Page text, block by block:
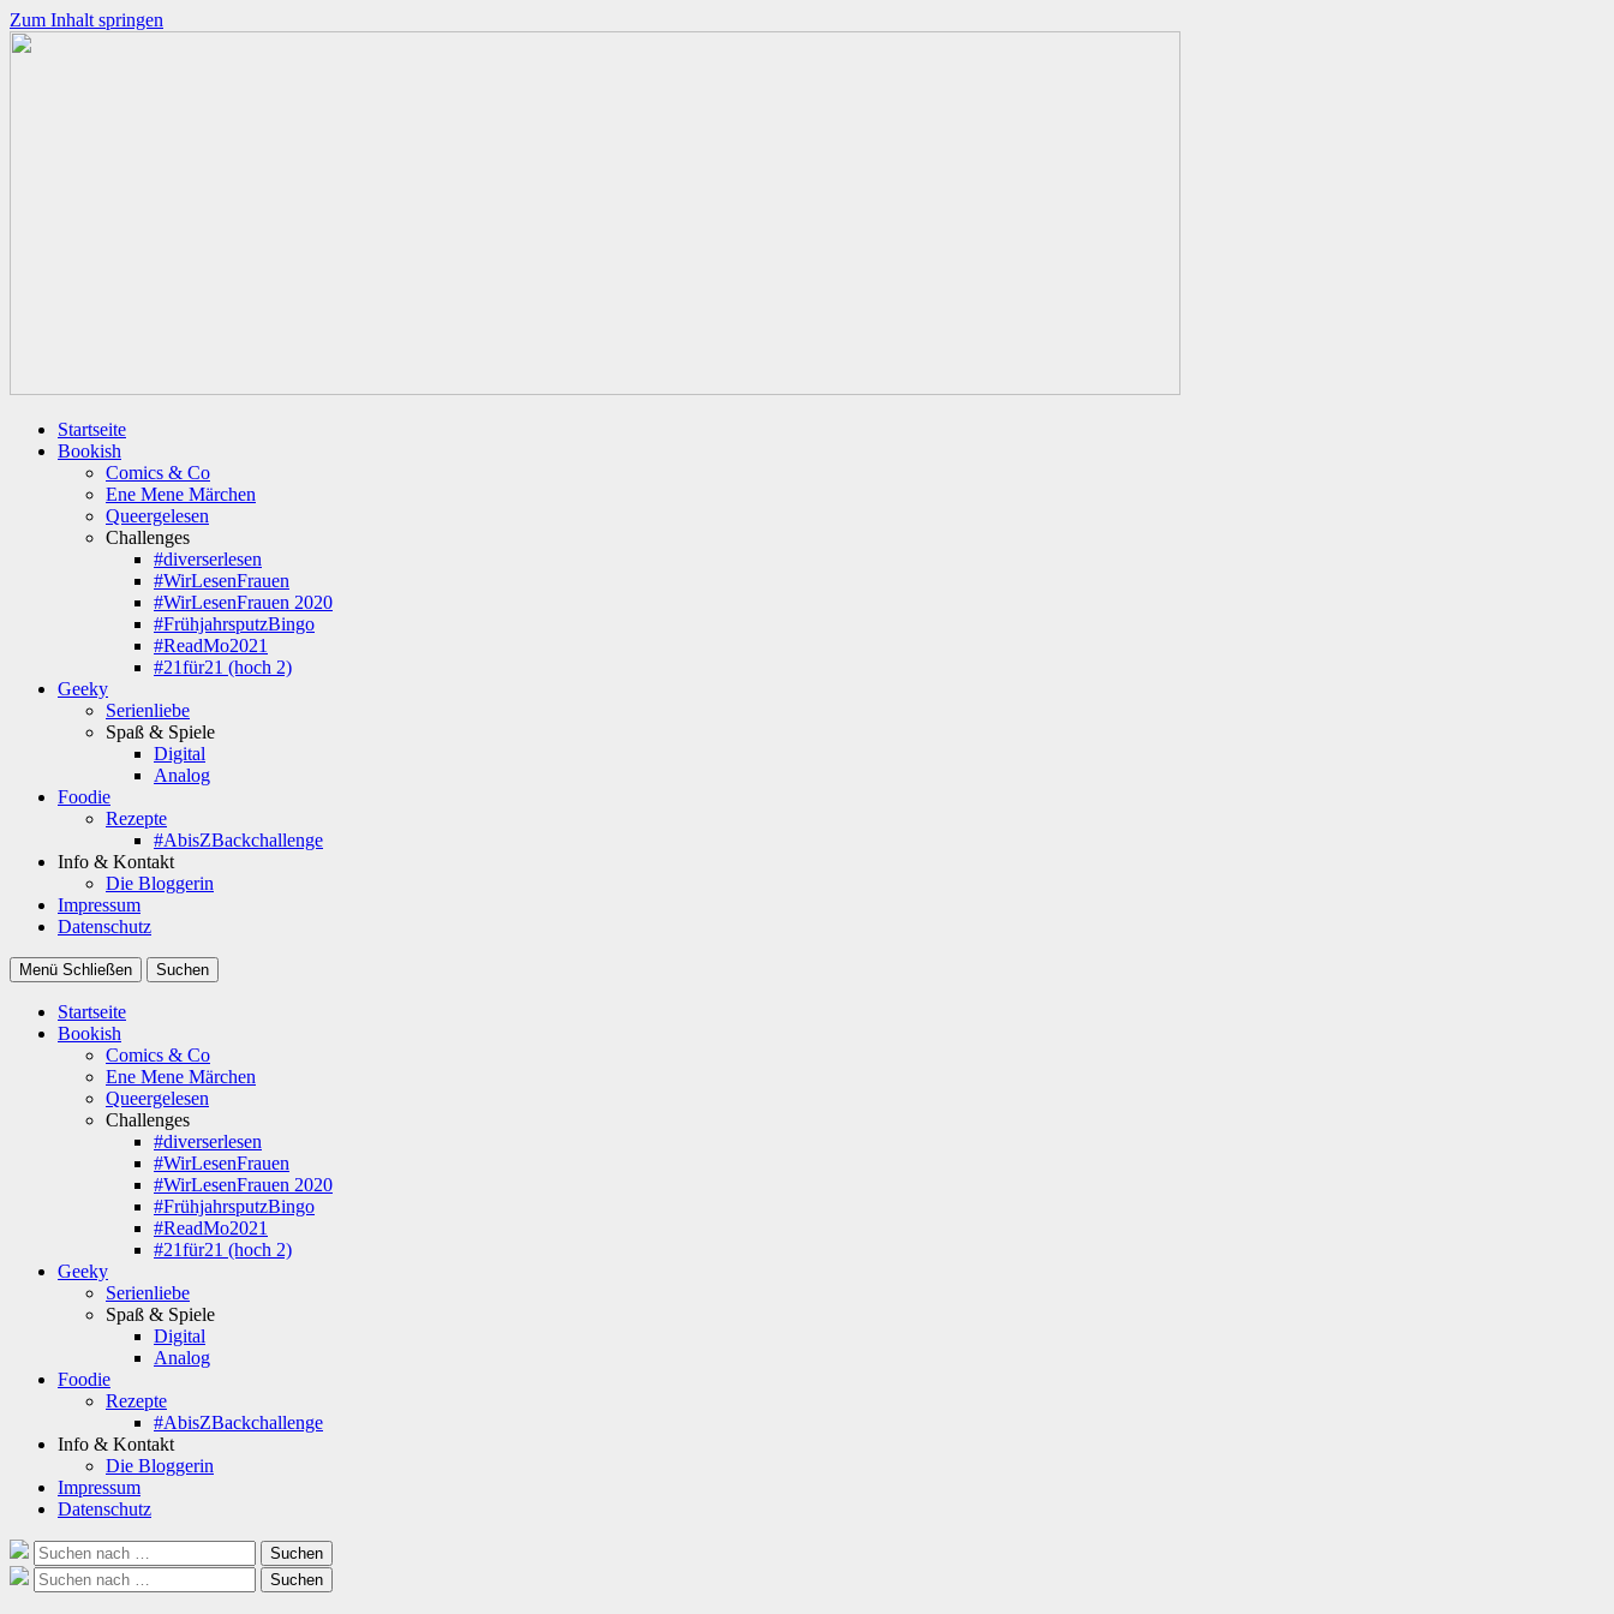
Zum Inhalt springen
Startseite
Bookish
Comics & Co
Ene Mene Märchen
Queergelesen
Challenges
#diverserlesen
#WirLesenFrauen
#WirLesenFrauen 2020
#FrühjahrsputzBingo
#ReadMo2021
#21für21 (hoch 2)
Geeky
Serienliebe
Spaß & Spiele
Digital
Analog
Foodie
Rezepte
#AbisZBackchallenge
Info & Kontakt
Die Bloggerin
Impressum
Datenschutz
Menü Schließen Suchen
Startseite
Bookish
Comics & Co
Ene Mene Märchen
Queergelesen
Challenges
#diverserlesen
#WirLesenFrauen
#WirLesenFrauen 2020
#FrühjahrsputzBingo
#ReadMo2021
#21für21 (hoch 2)
Geeky
Serienliebe
Spaß & Spiele
Digital
Analog
Foodie
Rezepte
#AbisZBackchallenge
Info & Kontakt
Die Bloggerin
Impressum
Datenschutz
Suche
nach:
Suchen
Suche
nach:
Suchen